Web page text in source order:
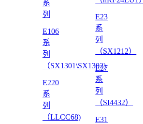
系
列
E106
系
列
（SX1301\SX1302)
E220
系
列
（LLCC68)
E23
系
列
（SX1212）
E27
系
列
（SI4432）
E31